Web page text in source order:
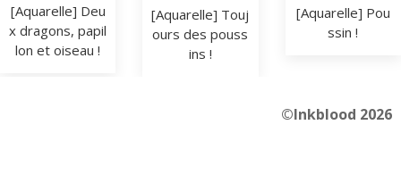
[Aquarelle] Deu
x dragons, papil
lon et oiseau !
[Aquarelle] Touj
ours des pouss
ins !
[Aquarelle] Pou
ssin !
©Inkblood 2026